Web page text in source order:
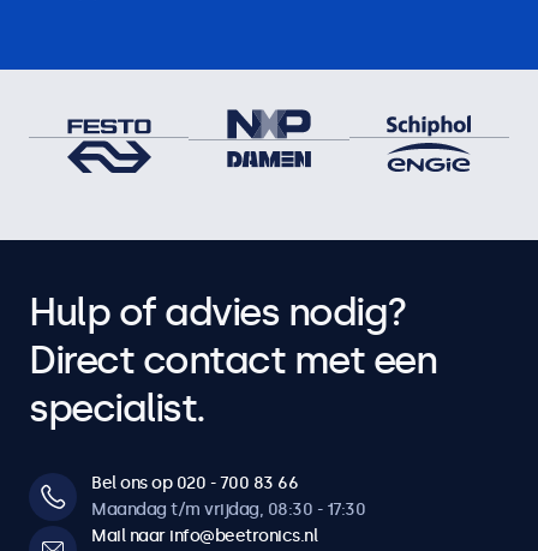
Hulp of advies nodig?
Direct contact met een
specialist.
Bel ons op 020 - 700 83 66
Maandag t/m vrijdag, 08:30 - 17:30
Mail naar info@beetronics.nl